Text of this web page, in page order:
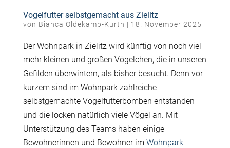
Vogelfutter selbstgemacht aus Zielitz
von Bianca Oldekamp-Kurth | 18. November 2025
Der Wohnpark in Zielitz wird künftig von noch viel
mehr kleinen und großen Vögelchen, die in unseren
Gefilden überwintern, als bisher besucht. Denn vor
kurzem sind im Wohnpark zahlreiche
selbstgemachte Vogelfutterbomben entstanden –
und die locken natürlich viele Vögel an. Mit
Unterstützung des Teams haben einige
Bewohnerinnen und Bewohner im Wohnpark